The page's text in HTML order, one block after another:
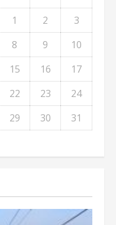
1
2
3
8 9
10
15 16
17
22 23
24
29 30
31